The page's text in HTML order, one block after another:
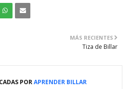
MÁS RECIENTES
Tiza de Billar
PORAPRENDER BILLAR